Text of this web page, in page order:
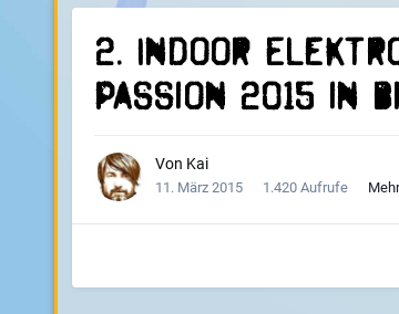
2. Indoor
Passion 2015 in
Von Kai
11. März 2015 1.420 Aufrufe